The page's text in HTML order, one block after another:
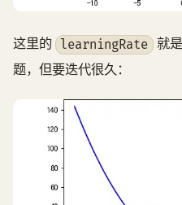
这里的 learningRate 就
题，但要迭代很久：